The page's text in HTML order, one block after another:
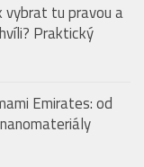
vybrat tu pravou a
Praktický
Emirates: od